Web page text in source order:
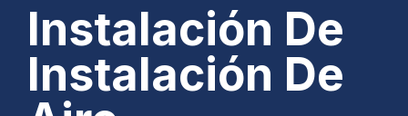
Instalación De
Instalación De